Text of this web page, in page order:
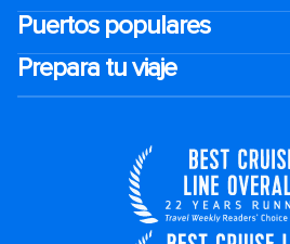
Puertos populares
Prepara tu viaje